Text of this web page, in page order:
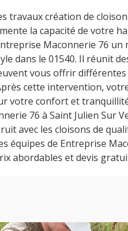
travaux création de
la capacité de votre
Maconnerie 76 un
dans le 01540. Il réunit
vous offrir
cette intervention,
votre confort et
76 à Saint Julien Sur
avec les cloisons de
équipes de Entreprise
abordables et devis